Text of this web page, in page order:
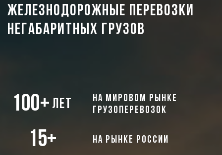
Железнодорожные перевозки
негабаритных грузов
100+ лет
на мировом рынке
грузоперевозок
15+ на рынке России